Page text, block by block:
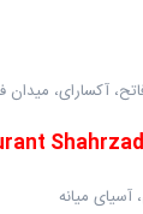
فاتح، آکسارای،
آسیای میانه